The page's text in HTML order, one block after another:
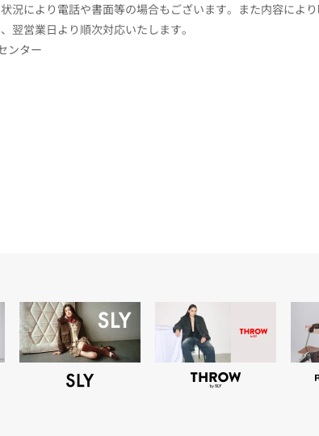
況により電話や書面等の場合もございます。また内容により
翌営業日より順次対応いたします。
ンター